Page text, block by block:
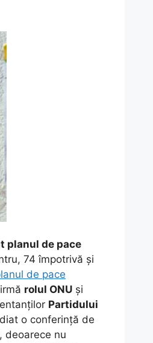
planul de pace
74 împotrivă și
de pace
rolul ONU și
Partidului
o conferință de
deoarece nu